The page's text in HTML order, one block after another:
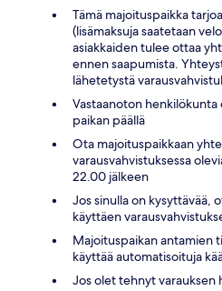
Tämä majoituspaikka
(lisämaksuja saatetaan
asiakkaiden tulee ottaa
ennen saapumista.
lähetetystä
Vastaanoton henkilökunta
paikan päällä
Ota majoituspaikkaan
varausvahvistuksessa
22.00 jälkeen
Jos sinulla on kysyttävää,
käyttäen
Majoituspaikan antamien
käyttää automatisoituja
Jos olet tehnyt varauksen